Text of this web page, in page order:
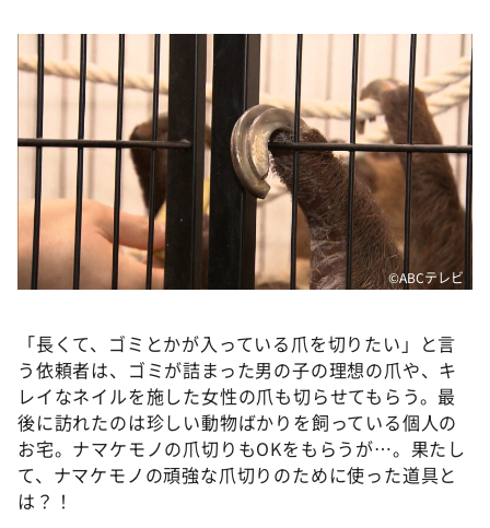
©ABCテレビ
「長くて、ゴミとかが入っている爪を切りたい」と言
う依頼者は、ゴミが詰まった男の子の理想の爪や、キ
レイなネイルを施した女性の爪も切らせてもらう。最
後に訪れたのは珍しい動物ばかりを飼っている個人の
お宅。ナマケモノの爪切りもOKをもらうが…。果たし
て、ナマケモノの頑強な爪切りのために使った道具と
は？！